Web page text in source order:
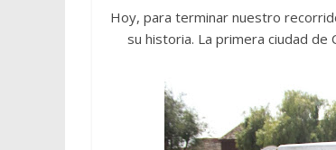
Hoy, para terminar nuestro
su historia. La primera ciudad